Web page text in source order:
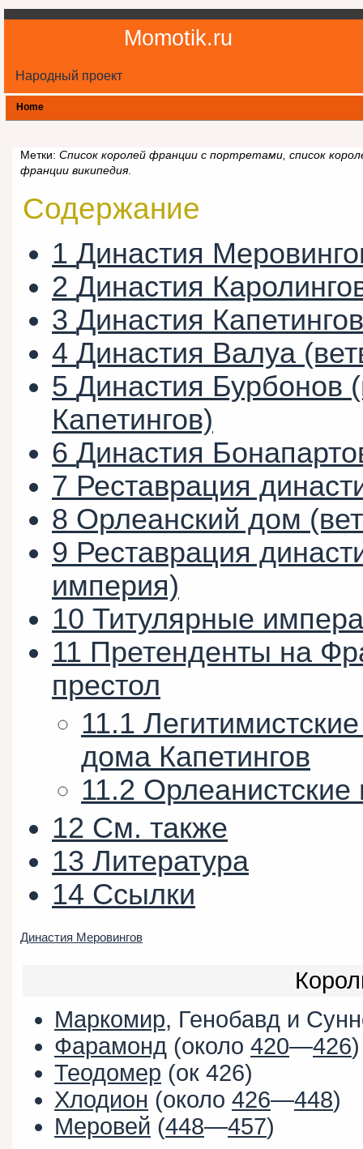
Momotik.ru
Народный проект
Home
Метки: Список королей франции с портретами, список
франции википедия.
Содержание
1 Династия
2 Династия
3 Династия Капетингов
4 Династия Валуа
5 Династия Бурбонов
Капетингов)
6 Династия
7 Реставрация
8 Орлеанский дом
9 Реставрация
империя)
10 Титулярные
11 Претенденты на
престол
11.1
дома Капетингов
11.2 Орлеанистские
12 См. также
13 Литература
14 Ссылки
Династия Меровингов
Маркомир, Генобавд и
Фарамонд (около 420—426)
Теодомер (ок 426)
Хлодион (около 426—448)
Меровей (448—457)